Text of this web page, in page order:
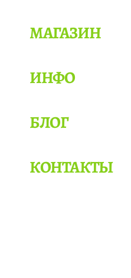
МАГАЗИН
ИНФО
БЛОГ
КОНТАКТЫ